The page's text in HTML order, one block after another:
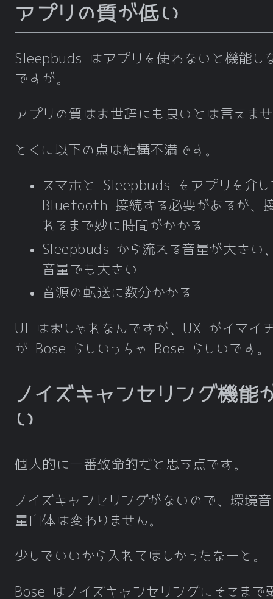
アプリの質が低い
Sleepbuds はアプリを使わないと機能し
ですが。
アプリの質はお世辞にも良いとは言えま
とくに以下の点は結構不満です。
スマホと Sleepbuds をアプリを介し
Bluetooth 接続する必要があるが、
れるまで妙に時間がかかる
Sleepbuds から流れる音量が大きい
音量でも大きい
音源の転送に数分かかる
UI はおしゃれなんですが、UX がイマイ
が Bose らしいっちゃ Bose らしいです。
ノイズキャンセリング機能
い
個人的に一番致命的だと思う点です。
ノイズキャンセリングがないので、環境
量自体は変わりません。
少しでいいから入れてほしかったなーと。
Bose はノイズキャンセリングにそこまで